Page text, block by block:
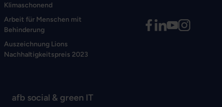
Klimaschonend
Arbeit für Menschen mit
Behinderung
Auszeichnung Lions
Nachhaltigkeitspreis 2023
afb social & green IT